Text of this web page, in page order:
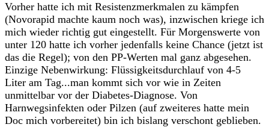
Vorher hatte ich mit Resistenzmerkmalen zu kämpfen
(Novorapid machte kaum noch was), inzwischen kriege ich
mich wieder richtig gut eingestellt. Für Morgenswerte von
unter 120 hatte ich vorher jedenfalls keine Chance (jetzt ist
das die Regel); von den PP-Werten mal ganz abgesehen.
Einzige Nebenwirkung: Flüssigkeitsdurchlauf von 4-5
Liter am Tag...man kommt sich vor wie in Zeiten
unmittelbar vor der Diabetes-Diagnose. Von
Harnwegsinfekten oder Pilzen (auf zweiteres hatte mein
Doc mich vorbereitet) bin ich bislang verschont geblieben.